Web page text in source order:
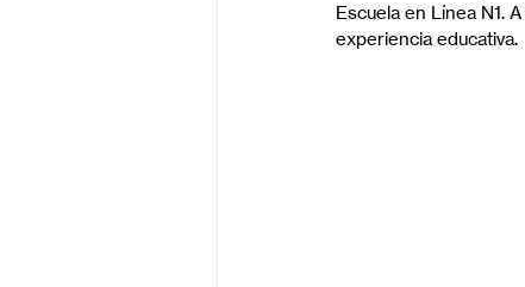
Escuela en Línea N1.
experiencia educativa.